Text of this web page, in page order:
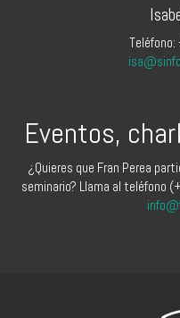
Eventos,
¿Quieres que Fran Perea
seminario? Llama al teléfono